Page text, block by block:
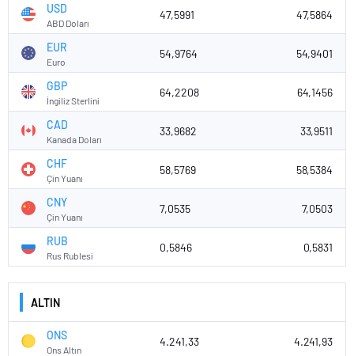
USD
ABD Doları
47,5991 47,5864
EUR
Euro
54,9764 54,9401
GBP
İngiliz Sterlini
64,2208 64,1456
CAD
Kanada Doları
33,9682 33,9511
CHF
Çin Yuanı
58,5769 58,5384
CNY
Çin Yuanı
7,0535 7,0503
RUB
Rus Rublesi
0,5846 0,5831
ALTIN
ONS
Ons Altın
4.241,33 4.241,93